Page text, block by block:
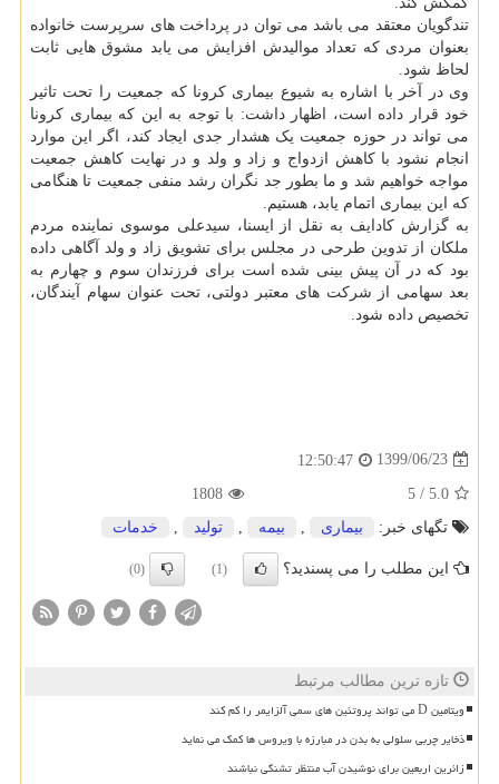
تندگویان معتقد می باشد می توان در پرداخت های سرپرست خانواده
بعنوان مردی که تعداد موالیدش افزایش می یابد مشوق هایی ثابت
لحاظ شود.
وی در آخر با اشاره به شیوع بیماری کرونا که جمعیت را تحت تاثیر
خود قرار داده است، اظهار داشت: با توجه به این که بیماری کرونا
می تواند در حوزه جمعیت یک هشدار جدی ایجاد کند، اگر این موارد
انجام نشود با کاهش ازدواج و زاد و ولد و در نهایت کاهش جمعیت
مواجه خواهیم شد و ما بطور جد نگران رشد منفی جمعیت تا هنگامی
که این بیماری اتمام یابد، هستیم.
به گزارش کادایف به نقل از ایسنا، سیدعلی موسوی نماینده مردم
ملکان از تدوین طرحی در مجلس برای تشویق زاد و ولد آگاهی داده
بود که در آن پیش بینی شده است برای فرزندان سوم و چهارم به
بعد سهامی از شرکت های معتبر دولتی، تحت عنوان سهام آیندگان،
تخصیص داده شود.
1399/06/23
12:50:47
5.0
/
5
1808
تگهای خبر:
بیماری بیمه تولید خدمات
این مطلب را می پسندید؟ (1)
(0)
تازه ترین مطالب مرتبط
ویتامین D می تواند پروتئین های سمی آلزایمر را کم کند
ذخایر چربی سلولی به بدن در مبارزه با ویروس ها کمک می نماید
زائرین اربعین برای نوشیدن آب منتظر تشنگی نباشند